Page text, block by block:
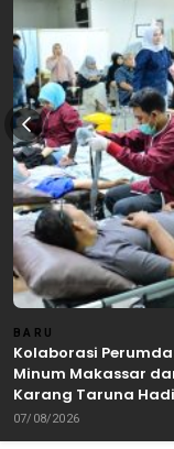
BARU
Kolaborasi Perumda
Minum Makassar
Karang Taruna
Aksi Donor Darah
Kemanusiaan
07/08/2026